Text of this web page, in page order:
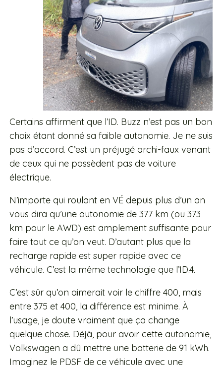
Certains affirment que l’ID. Buzz n’est pas un bon
choix étant donné sa faible autonomie. Je ne suis
pas d’accord. C’est un préjugé archi-faux venant
de ceux qui ne possèdent pas de voiture
électrique.
N’importe qui roulant en VÉ depuis plus d’un an
vous dira qu’une autonomie de 377 km (ou 373
km pour le AWD) est amplement suffisante pour
faire tout ce qu’on veut. D’autant plus que la
recharge rapide est super rapide avec ce
véhicule. C’est la même technologie que l’ID.4.
C’est sûr qu’on aimerait voir le chiffre 400, mais
entre 375 et 400, la différence est minime. À
l’usage, je doute vraiment que ça change
quelque chose. Déjà, pour avoir cette autonomie,
Volkswagen a dû mettre une batterie de 91 kWh.
Imaginez le PDSF de ce véhicule avec une